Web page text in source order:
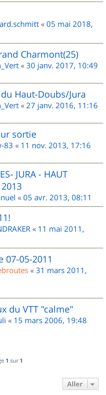
« 05 mai 2018,
Charmont(25)
« 30 janv. 2017, 10:49
Haut-Doubs/Jura
« 27 janv. 2016, 11:16
sortie
83 « 11 nov. 2013, 17:16
JURA - HAUT
« 05 avr. 2013, 08:11
« 11 mai 2011,
07-05-2011
« 31 mars 2011,
du VTT "calme"
« 15 mars 2006, 19:48
1 sur 1
Aller